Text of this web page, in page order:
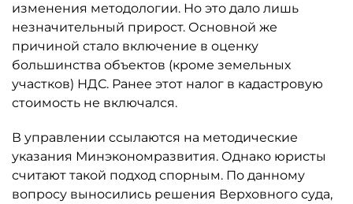
изменения методологии. Но это дало лишь
незначительный прирост. Основной же
причиной стало включение в оценку
большинства объектов (кроме земельных
участков) НДС. Ранее этот налог в кадастровую
стоимость не включался.
В управлении ссылаются на методические
указания Минэкономразвития. Однако юристы
считают такой подход спорным. По данному
вопросу выносились решения Верховного суда,